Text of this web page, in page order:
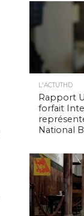
L'ACTUTHD
Rapport
forfait
National